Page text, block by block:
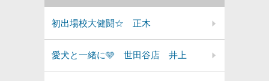
初出場校大健闘☆ 正木
愛犬と一緒に🩵 世田谷店 井上